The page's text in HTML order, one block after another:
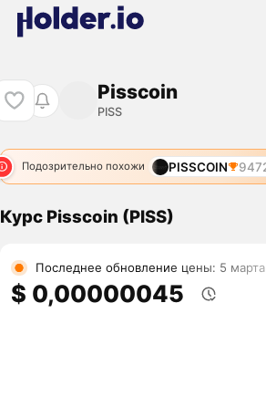
Pisscoin
PISS
Подозрительно похожи PISSCOIN 9472
Курс Pisscoin (PISS)
Последнее обновление цены: 5 марта
$ 0,00000045